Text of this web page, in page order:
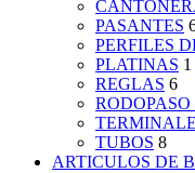
PASANTES
PERFILES
PLATINAS 1
REGLAS 6
TUBOS 8
ARTICULOS DE